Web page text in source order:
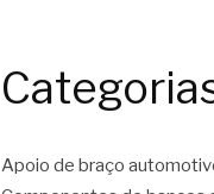
Apoio de braço